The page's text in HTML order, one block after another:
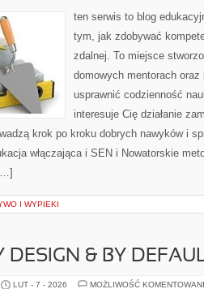
ten serwis to blog
tym, jak zdobywać
zdalnej. To miejsce
domowych mentorach
usprawnić codzienność
interesuje Cię działanie
krok po kroku dobrych nawyków i
włączająca i SEN i Nowatorskie
I WYPIEKI
DESIGN & BY
LUT - 7 - 2026 MOŻLIWOŚĆ